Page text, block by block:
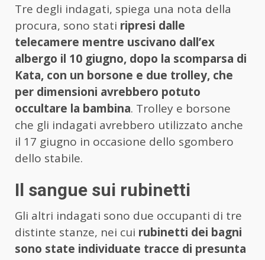
Tre degli indagati, spiega una nota della
procura, sono stati ripresi dalle
telecamere mentre uscivano dall’ex
albergo il 10 giugno, dopo la scomparsa di
Kata, con un borsone e due trolley, che
per dimensioni avrebbero potuto
occultare la bambina. Trolley e borsone
che gli indagati avrebbero utilizzato anche
il 17 giugno in occasione dello sgombero
dello stabile.
Il sangue sui rubinetti
Gli altri indagati sono due occupanti di tre
distinte stanze, nei cui rubinetti dei bagni
sono state individuate tracce di presunta